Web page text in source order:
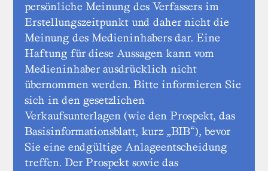
persönliche Meinung des Verfassers im
Erstellungszeitpunkt und daher nicht die
Meinung des Medieninhabers dar. Eine
Haftung für diese Aussagen kann vom
Medieninhaber ausdrücklich nicht
übernommen werden. Bitte informieren Sie
sich in den gesetzlichen
Verkaufsunterlagen (wie den Prospekt, das
Basisinformationsblatt, kurz „BIB“), bevor
Sie eine endgültige Anlageentscheidung
treffen. Der Prospekt sowie das